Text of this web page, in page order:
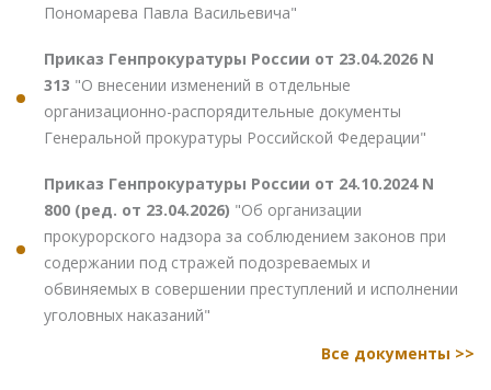
Пономарева Павла Васильевича"
Приказ Генпрокуратуры России от 23.04.2026 N
313 "О внесении изменений в отдельные
организационно-распорядительные документы
Генеральной прокуратуры Российской Федерации"
Приказ Генпрокуратуры России от 24.10.2024 N
800 (ред. от 23.04.2026) "Об организации
прокурорского надзора за соблюдением законов при
содержании под стражей подозреваемых и
обвиняемых в совершении преступлений и исполнении
уголовных наказаний"
Все документы >>